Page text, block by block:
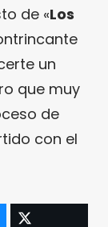
de «Los
un
que muy
de
con el